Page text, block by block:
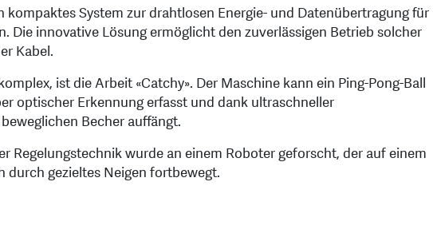
System zur drahtlosen Energie- und Datenübertragung für
Die innovative Lösung ermöglicht den zuverlässigen Betrieb solcher
Kabel.
ist die Arbeit «Catchy». Der Maschine kann ein Ping-Pong-Ball
optischer Erkennung erfasst und dank ultraschneller
Becher auffängt.
Regelungstechnik wurde an einem Roboter geforscht, der auf einem
durch gezieltes Neigen fortbewegt.